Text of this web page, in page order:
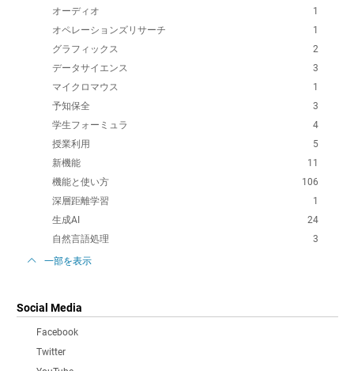
1
オーディオ
1
オペレーションズリサーチ
2
グラフィックス
3
データサイエンス
1
マイクロマウス
3
予知保全
4
学生フォーミュラ
5
授業利用
11
新機能
106
機能と使い方
1
深層距離学習
24
生成AI
3
自然言語処理
一部を表示
Social Media
Facebook
Twitter